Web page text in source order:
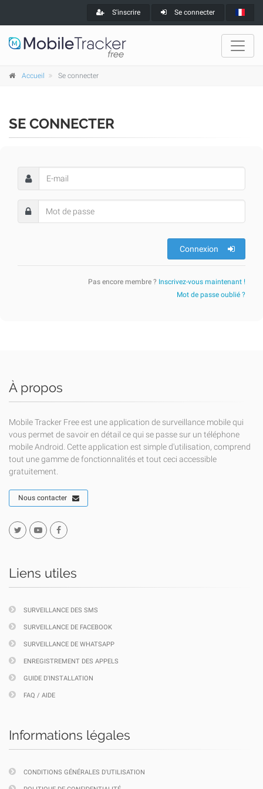
S'inscrire Se connecter
Accueil Se connecter
SE CONNECTER
Connexion
Pas encore membre ? Inscrivez-vous maintenant !
Mot de passe oublié ?
À propos
Mobile Tracker Free est une application de surveillance mobile qui
vous permet de savoir en détail ce qui se passe sur un téléphone
mobile Android. Cette application est simple d'utilisation, comprend
tout une gamme de fonctionnalités et tout ceci accessible
gratuitement.
Nous contacter
Liens utiles
SURVEILLANCE DES SMS
SURVEILLANCE DE FACEBOOK
SURVEILLANCE DE WHATSAPP
ENREGISTREMENT DES APPELS
GUIDE D'INSTALLATION
FAQ / AIDE
Informations légales
CONDITIONS GÉNÉRALES D'UTILISATION